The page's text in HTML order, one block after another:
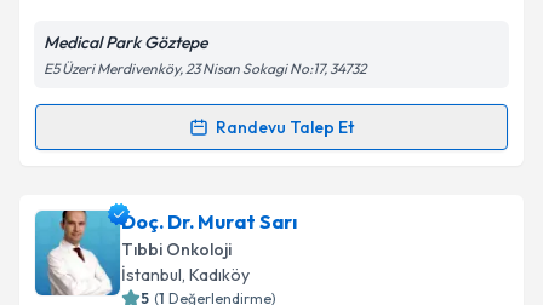
Kişisel verilerimin işlenmesine ilişkin
Metni'ni okudum ve kişisel verilerimin belirtilen
kapsamda işlenmesini kabul ediyorum.
Medical Park Göztepe
E5 Üzeri Merdivenköy, 23 Nisan Sokagi No:17, 34732
Randevu Talep Et
Randevu Takvimi Talebi
Doç. Dr. Sema Türkeriçin randevu takvimi talebi
oluşturun. Size bu uzmandan randevu almanız için bir
takvim hazırlandığında e-posta ile bilgilendireceğiz.
Doç. Dr. Murat Sarı
Tıbbi Onkoloji
İstanbul, Kadıköy
5 (1 Değerlendirme)